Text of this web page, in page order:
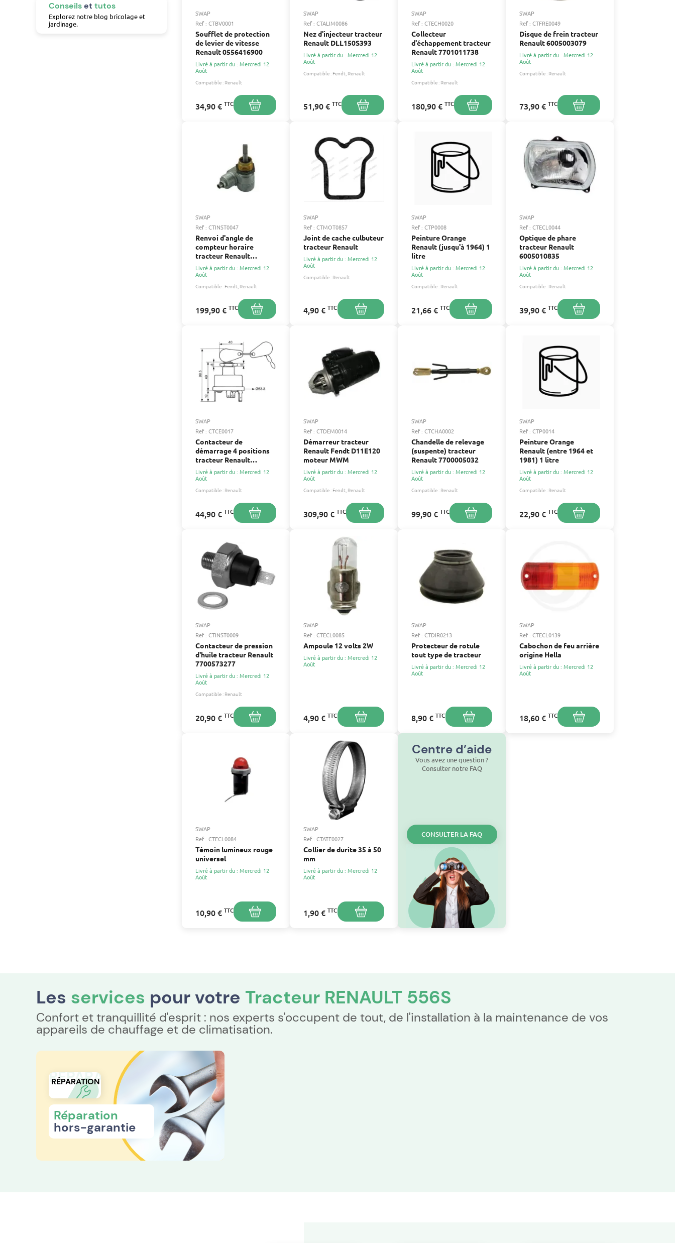
Conseilset tutos
Explorez notre blog bricolage et
jardinage.
SWAP
Ref : CTBV0001
Soufflet de protection
de levier de vitesse
Renault 0556416900
Livré à partir du : Mercredi 12
Août
Compatible : Renault
34,90 € TTC
SWAP
Ref : CTALIM0086
Nez d'injecteur tracteur
Renault DLL150S393
Livré à partir du : Mercredi 12
Août
Compatible : Fendt Renault
51,90 € TTC
SWAP
Ref : CTECH0020
Collecteur
d'échappement tracteur
Renault 7701011738
Livré à partir du : Mercredi 12
Août
Compatible : Renault
180,90 € TTC
SWAP
Ref : CTFRE0049
Disque de frein tracteur
Renault 6005003079
Livré à partir du : Mercredi 12
Août
Compatible : Renault
73,90 € TTC
SWAP
Ref : CTINST0047
Renvoi d'angle de
compteur horaire
tracteur Renault
0123042500
Livré à partir du : Mercredi 12
Août
Compatible : Fendt Renault
199,90 € TTC
SWAP
Ref : CTMOT0857
Joint de cache culbuteur
tracteur Renault
Livré à partir du : Mercredi 12
Août
Compatible : Renault
4,90 € TTC
SWAP
Ref : CTP0008
Peinture Orange
Renault (jusqu'à 1964) 1
litre
Livré à partir du : Mercredi 12
Août
Compatible : Renault
21,66 € TTC
SWAP
Ref : CTECL0044
Optique de phare
tracteur Renault
6005010835
Livré à partir du : Mercredi 12
Août
Compatible : Renault
39,90 € TTC
SWAP
Ref : CTCE0017
Contacteur de
démarrage 4 positions
tracteur Renault
7700537793
Livré à partir du : Mercredi 12
Août
Compatible : Renault
44,90 € TTC
SWAP
Ref : CTDEM0014
Démarreur tracteur
Renault Fendt D11E120
moteur MWM
Livré à partir du : Mercredi 12
Août
Compatible : Fendt Renault
309,90 € TTC
SWAP
Ref : CTCHA0002
Chandelle de relevage
(suspente) tracteur
Renault 7700005032
Livré à partir du : Mercredi 12
Août
Compatible : Renault
99,90 € TTC
SWAP
Ref : CTP0014
Peinture Orange
Renault (entre 1964 et
1981) 1 litre
Livré à partir du : Mercredi 12
Août
Compatible : Renault
22,90 € TTC
SWAP
Ref : CTINST0009
Contacteur de pression
d'huile tracteur Renault
7700573277
Livré à partir du : Mercredi 12
Août
Compatible : Renault
20,90 € TTC
SWAP
Ref : CTECL0085
Ampoule 12 volts 2W
Livré à partir du : Mercredi 12
Août
4,90 € TTC
SWAP
Ref : CTDIR0213
Protecteur de rotule
tout type de tracteur
Livré à partir du : Mercredi 12
Août
8,90 € TTC
SWAP
Ref : CTECL0139
Cabochon de feu arrière
origine Hella
Livré à partir du : Mercredi 12
Août
18,60 € TTC
SWAP
Ref : CTECL0084
Témoin lumineux rouge
universel
Livré à partir du : Mercredi 12
Août
10,90 € TTC
SWAP
Ref : CTATE0027
Collier de durite 35 à 50
mm
Livré à partir du : Mercredi 12
Août
1,90 € TTC
Centre d’aide
Vous avez une question ?
Consulter notre FAQ
CONSULTER LA FAQ
Les services pour votre Tracteur RENAULT 556S
Confort et tranquillité d'esprit : nos experts s'occupent de tout, de l'installation à la maintenance de vos
appareils de chauffage et de climatisation.
RÉPARATION
RÉPARATION
Réparation
hors-garantie